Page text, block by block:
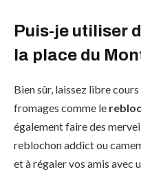
Puis-je utiliser
la place du
Bien sûr, laissez libre
fromages comme le
également faire des
reblochon addict ou
et à régaler vos amis avec